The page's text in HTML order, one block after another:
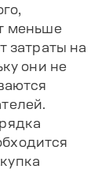
меньше
затраты на
они не